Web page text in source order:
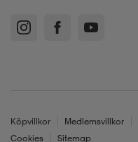
Köpvillkor Medlemsvillkor
Cookies
Sitemap